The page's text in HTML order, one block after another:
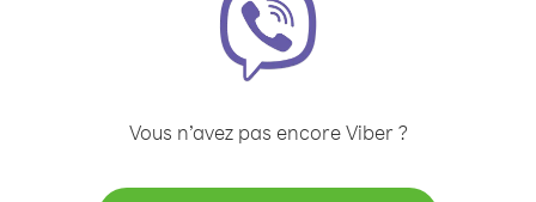
Vous n’avez pas encore Viber ?